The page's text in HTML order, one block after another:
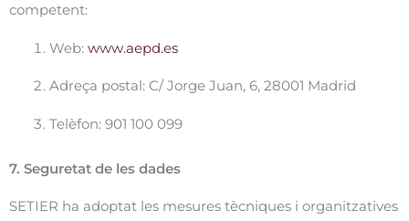
competent:
Web: www.aepd.es
Adreça postal: C/ Jorge Juan, 6, 28001 Madrid
Telèfon: 901 100 099
7. Seguretat de les dades
SETIER ha adoptat les mesures tècniques i organitzatives